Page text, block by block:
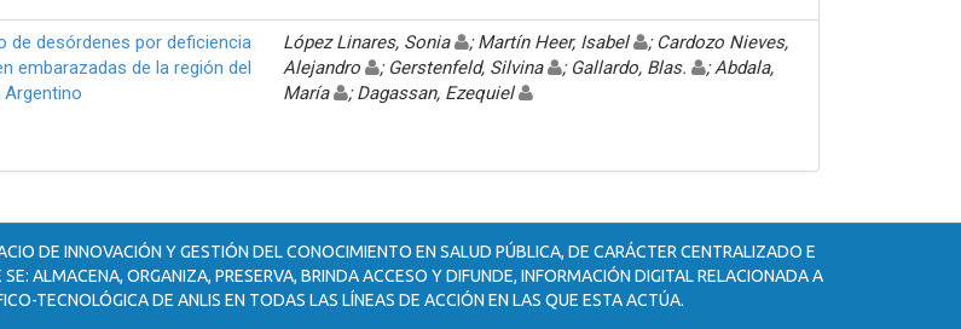
de desórdenes por deficiencia
embarazadas de la región del
López Linares, Sonia ; Martín Heer, Isabel
; Cardozo Nieves,
Alejandro
; Gerstenfeld, Silvina ; Gallardo, Blas.
; Abdala,
María
; Dagassan, Ezequiel
DE INNOVACIÓN Y GESTIÓN DEL CONOCIMIENTO EN SALUD PÚBLICA, DE CARÁCTER CENTRALIZADO E
ALMACENA, ORGANIZA, PRESERVA, BRINDA ACCESO Y DIFUNDE, INFORMACIÓN DIGITAL RELACIONADA A
TECNOLÓGICA DE ANLIS EN TODAS LAS LÍNEAS DE ACCIÓN EN LAS QUE ESTA ACTÚA.